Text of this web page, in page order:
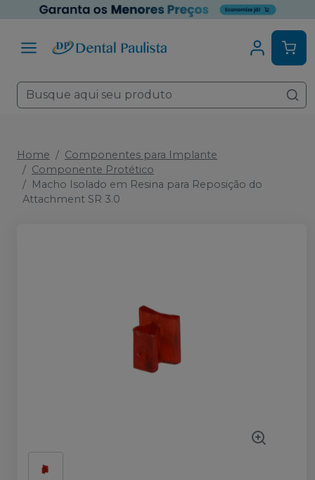
Home
Componentes para Implante
Componente Protético
Macho Isolado em Resina para Reposição do
Attachment SR 3.0